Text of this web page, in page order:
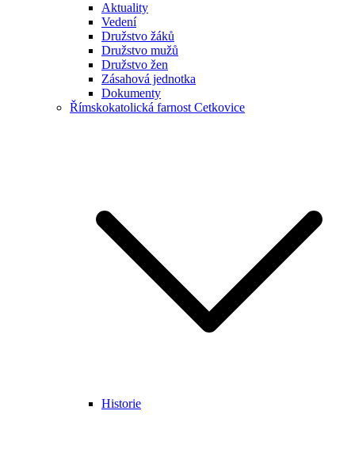
Aktuality
Vedení
Družstvo žáků
Družstvo mužů
Družstvo žen
Zásahová jednotka
Dokumenty
Římskokatolická farnost Cetkovice
Historie